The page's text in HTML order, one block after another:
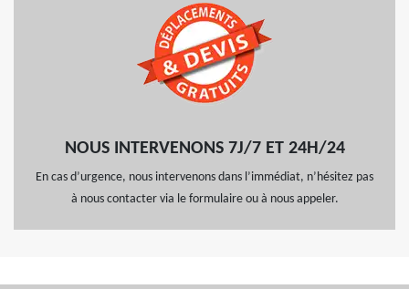
NOUS INTERVENONS 7J/7 ET 24H/24
En cas d’urgence, nous intervenons dans l’immédiat, n’hésitez pas
à nous contacter via le formulaire ou à nous appeler.